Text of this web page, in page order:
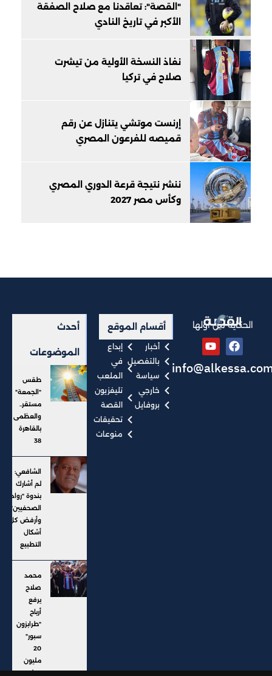
"القصة": تعاقدنا مع صلاح الصفقة
الأكبر في تاريخ النادي
نفاذ النسخة الأولية من تيشرت
صلاح في تركيا
إرنست موتشي يتنازل عن رقم
قميصه للفرعون المصري
ننشر نتيجة قرعة الدوري المصري
وكأس مصر 2027
الحكاية من أولها أقسام الموقع
أخبار
بالتفصيل
سياسة
خارجي
بروفايل
إبداع
في
الملعب
تليفزيون
القصة
تحقيقات
منوعات
أحدث
الموضوعات
طقس
"الجمعة"
مستقر..
والعظمى
بالقاهرة
38
الشافعي:
لم أشارك
بندوة "رواد
الصحفيين"..
وأرفض كل
أشكال
التطبيع
محمد
صلاح
يرفع
أرباح
"طرابزون
سبور"
20
مليون
دولار